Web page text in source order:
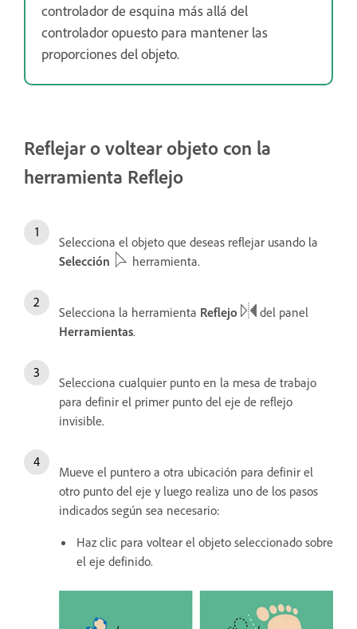
controlador de esquina más allá del
controlador opuesto para mantener las
proporciones del objeto.
Reflejar o voltear objeto con la
herramienta Reflejo
Selecciona el objeto que deseas reflejar usando la
Selección
herramienta.
Selecciona la herramienta Reflejo
del panel
Herramientas.
Selecciona cualquier punto en la mesa de trabajo
para definir el primer punto del eje de reflejo
invisible.
Mueve el puntero a otra ubicación para definir el
otro punto del eje y luego realiza uno de los pasos
indicados según sea necesario:
Haz clic para voltear el objeto seleccionado sobre
el eje definido.